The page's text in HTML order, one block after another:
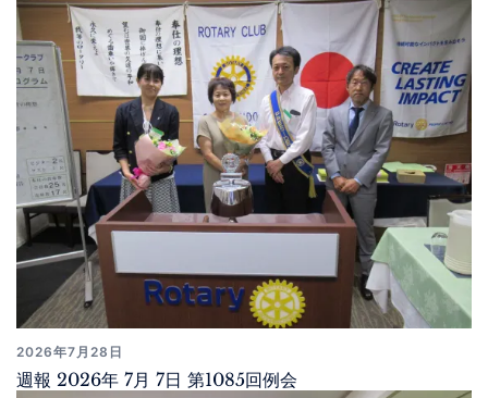
2026年7月28日
週報 2026年 7月 7日 第1085回例会